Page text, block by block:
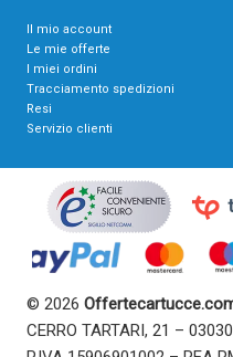
Il mio account
Le mie offerte
I miei ordini
Tracciamento spedizioni
Resi
Servizio clienti
© 2026
CERRO TARTARI, 21 –